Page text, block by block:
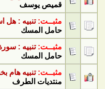
قميص يوسف
مثبــت: تنبيه :
حامل المسك
مثبــت: تنبيه :
حامل المسك
مثبــت: تنبيه هام
منتديات الطرف